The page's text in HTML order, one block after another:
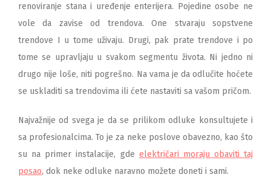
renoviranje stana i uređenje enterijera. Pojedine osobe ne
vole da zavise od trendova. One stvaraju sopstvene
trendove I u tome uživaju. Drugi, pak prate trendove i po
tome se upravljaju u svakom segmentu života. Ni jedno ni
drugo nije loše, niti pogrešno. Na vama je da odlučite hoćete
se uskladiti sa trendovima ili ćete nastaviti sa vašom pričom.
Najvažnije od svega je da se prilikom odluke konsultujete i
sa profesionalcima. To je za neke poslove obavezno, kao što
su na primer instalacije, gde električari moraju obaviti taj
posao, dok neke odluke naravno možete doneti i sami.